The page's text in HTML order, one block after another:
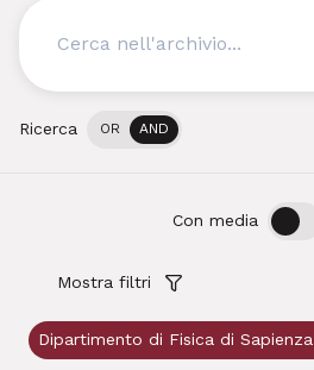
Cerca
Ricerca OR AND
Mostra filtri
Dipartimento di Fisica di Sapienza
Con media OFF